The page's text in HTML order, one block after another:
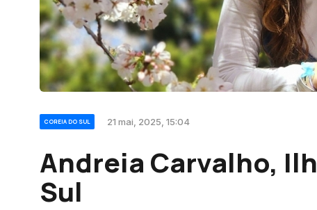
COREIA DO SUL 21 mai, 2025, 15:04
Andreia Carvalho,
Sul